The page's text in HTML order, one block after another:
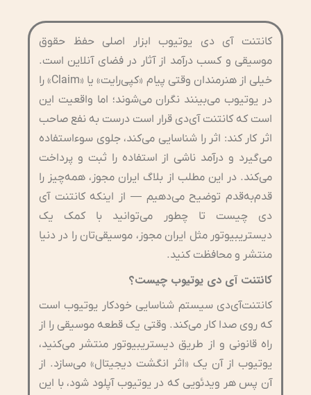
کانتنت آی دی یوتیوب ابزار اصلی حفظ حقوق
موسیقی و کسب درآمد از آثار در فضای آنلاین است.
خیلی از هنرمندان وقتی پیام «کپی‌رایت» یا «Claim» را
در یوتیوب می‌بینند نگران می‌شوند؛ اما واقعیت این
است که کانتنت آی‌دی قرار است درست به نفع صاحب
اثر کار کند: اثر را شناسایی می‌کند، جلوی سوءاستفاده
می‌گیرد و درآمد ناشی از استفاده را ثبت و پرداخت
می‌کند. در این مطلب از بلاگ ایران مجوز، همه‌چیز را
قدم‌به‌قدم توضیح می‌دهیم — از اینکه کانتنت آی
دی چیست تا چطور می‌توانید با کمک یک
دیستریبیوتور مثل ایران مجوز، موسیقی‌تان را در دنیا
منتشر و محافظت کنید.
کانتنت آی دی یوتیوب چیست؟
کانتنت‌آی‌دی سیستم شناسایی خودکار یوتیوب است
که روی صدا کار می‌کند. وقتی یک قطعه موسیقی را از
راه قانونی و از طریق دیستریبیوتور منتشر می‌کنید،
یوتیوب از آن یک «اثر انگشت دیجیتال» می‌سازد. از
آن پس هر ویدئویی که در یوتیوب آپلود شود، با این